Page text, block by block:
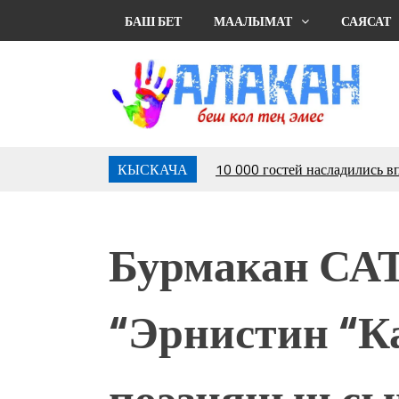
БАШ БЕТ МААЛЫМАТ САЯСАТ
КЫСКАЧА
Аида САЛЯНОВА: "Кыргыз
үчүн, улуу көч уланышы
“Китепкана түнγ-2026”:
Латын арибиндеги
тарыхы жана редакторлору...
Кыргызстандагы эң ири
Бурмакан
“Эрнистин